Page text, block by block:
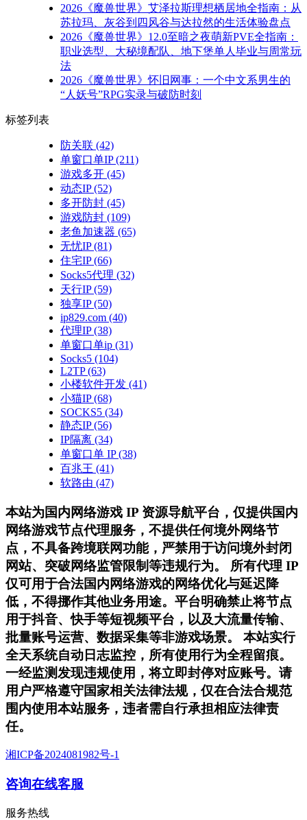
2026《魔兽世界》艾泽拉斯理想栖居地全指南：从
苏拉玛、灰谷到四风谷与达拉然的生活体验盘点
2026《魔兽世界》12.0至暗之夜萌新PVE全指南：
职业选型、大秘境配队、地下堡单人毕业与周常玩
法
2026《魔兽世界》怀旧网事：一个中文系男生的
“人妖号”RPG实录与破防时刻
标签列表
防关联 (42)
单窗口单IP(211)
游戏多开 (45)
动态IP(52)
多开防封 (45)
游戏防封 (109)
老鱼加速器 (65)
无忧IP(81)
住宅IP(66)
Socks5代理 (32)
天行IP(59)
独享IP(50)
ip829.com (40)
代理IP(38)
单窗口单ip (31)
Socks5 (104)
L2TP(63)
小楼软件开发 (41)
小猫IP(68)
SOCKS5 (34)
静态IP(56)
IP隔离 (34)
单窗口单 IP(38)
百兆王 (41)
软路由 (47)
本站为国内网络游戏 IP 资源导航平台，仅提供国内
网络游戏节点代理服务，不提供任何境外网络节
点，不具备跨境联网功能，严禁用于访问境外封闭
网站、突破网络监管限制等违规行为。 所有代理 IP
仅可用于合法国内网络游戏的网络优化与延迟降
低，不得挪作其他业务用途。平台明确禁止将节点
用于抖音、快手等短视频平台，以及大流量传输、
批量账号运营、数据采集等非游戏场景。 本站实行
全天系统自动日志监控，所有使用行为全程留痕。
一经监测发现违规使用，将立即封停对应账号。请
用户严格遵守国家相关法律法规，仅在合法合规范
围内使用本站服务，违者需自行承担相应法律责
任。
湘ICP备2024081982号-1
咨询在线客服
服务热线